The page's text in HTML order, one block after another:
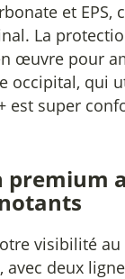
et EPS,
La
œuvre pour
occipital, qui
super
premium
visibilité
deux